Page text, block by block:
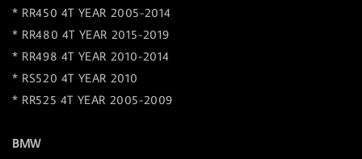
* RR450 4T YEAR 2005-2014
* RR480 4T YEAR 2015-2019
* RR498 4T YEAR 2010-2014
* RS520 4T YEAR 2010
* RR525 4T YEAR 2005-2009
BMW